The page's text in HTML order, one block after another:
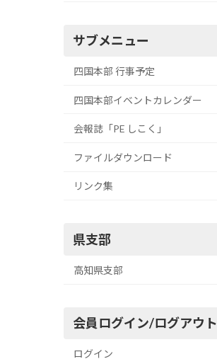
サブメニュー
四国本部 行事予定
四国本部イベントカレンダー
会報誌「PE しこく」
ファイルダウンロード
リンク集
県支部
高知県支部
会員ログイン/ログアウト
ログイン